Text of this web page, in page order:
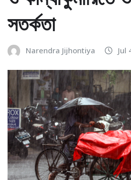
সতর্কতা
Narendra Jijhontiya Jul